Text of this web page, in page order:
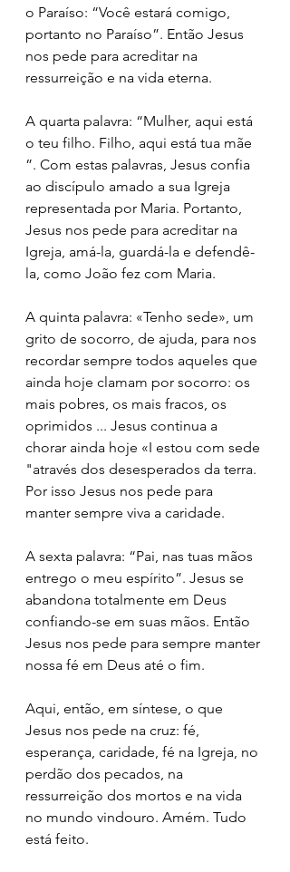
o Paraíso: “Você estará comigo,
portanto no Paraíso”. Então Jesus
nos pede para acreditar na
ressurreição e na vida eterna.
A quarta palavra: “Mulher, aqui está
o teu filho. Filho, aqui está tua mãe
”. Com estas palavras, Jesus confia
ao discípulo amado a sua Igreja
representada por Maria. Portanto,
Jesus nos pede para acreditar na
Igreja, amá-la, guardá-la e defendê-
la, como João fez com Maria.
A quinta palavra: «Tenho sede», um
grito de socorro, de ajuda, para nos
recordar sempre todos aqueles que
ainda hoje clamam por socorro: os
mais pobres, os mais fracos, os
oprimidos ... Jesus continua a
chorar ainda hoje «I estou com sede
"através dos desesperados da terra.
Por isso Jesus nos pede para
manter sempre viva a caridade.
A sexta palavra: “Pai, nas tuas mãos
entrego o meu espírito”. Jesus se
abandona totalmente em Deus
confiando-se em suas mãos. Então
Jesus nos pede para sempre manter
nossa fé em Deus até o fim.
Aqui, então, em síntese, o que
Jesus nos pede na cruz: fé,
esperança, caridade, fé na Igreja, no
perdão dos pecados, na
ressurreição dos mortos e na vida
no mundo vindouro. Amém. Tudo
está feito.